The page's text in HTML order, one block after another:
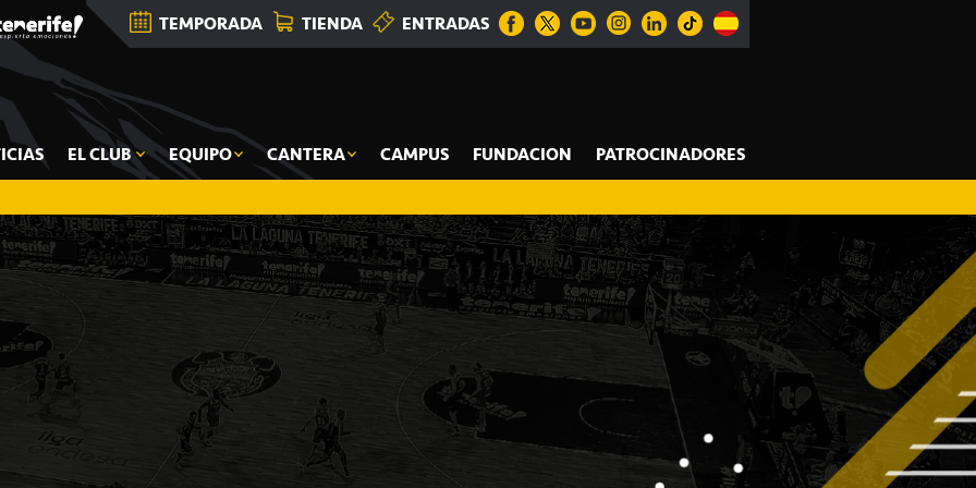
TEMPORADA TIENDA ENTRADAS
EL CLUB EQUIPO CANTERA CAMPUS FUNDACION PATROCINADORES